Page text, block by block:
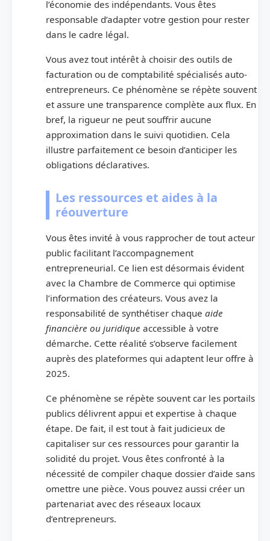
l’économie des indépendants. Vous êtes
responsable d’adapter votre gestion pour rester
dans le cadre légal.
Vous avez tout intérêt à choisir des outils de
facturation ou de comptabilité spécialisés auto-
entrepreneurs. Ce phénomène se répète souvent
et assure une transparence complète aux flux. En
bref, la rigueur ne peut souffrir aucune
approximation dans le suivi quotidien. Cela
illustre parfaitement ce besoin d’anticiper les
obligations déclaratives.
Les ressources et aides à la
réouverture
Vous êtes invité à vous rapprocher de tout acteur
public facilitant l’accompagnement
entrepreneurial. Ce lien est désormais évident
avec la Chambre de Commerce qui optimise
l’information des créateurs. Vous avez la
responsabilité de synthétiser chaque aide
financière ou juridique accessible à votre
démarche. Cette réalité s’observe facilement
auprès des plateformes qui adaptent leur offre à
2025.
Ce phénomène se répète souvent car les portails
publics délivrent appui et expertise à chaque
étape. De fait, il est tout à fait judicieux de
capitaliser sur ces ressources pour garantir la
solidité du projet. Vous êtes confronté à la
nécessité de compiler chaque dossier d’aide sans
omettre une pièce. Vous pouvez aussi créer un
partenariat avec des réseaux locaux
d’entrepreneurs.